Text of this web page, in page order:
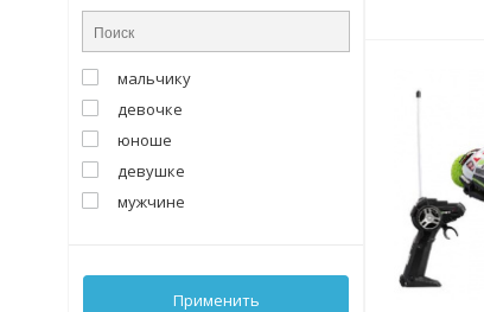
мальчику
девочке
юноше
девушке
мужчине
Применить